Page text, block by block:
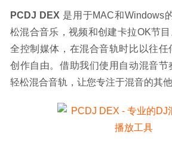
PCDJ DEX 是用于MAC和Windows
松混合音乐，视频和创建卡拉OK节
全控制媒体，在混合音轨时比以往任
创作自由。借助我们使用自动混音节
轻松混合音轨，让您专注于混音的其他